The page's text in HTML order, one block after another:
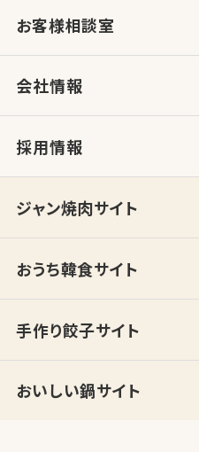
お客様相談室
会社情報
採用情報
ジャン焼肉サイト
おうち韓食サイト
手作り餃子サイト
おいしい鍋サイト